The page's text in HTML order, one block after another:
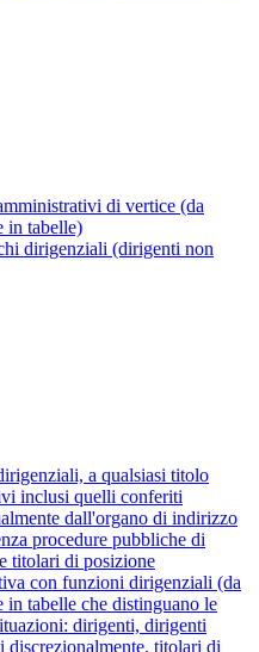
di vertice (da
in tabelle)
dirigenziali (dirigenti non
a qualsiasi titolo
inclusi quelli conferiti
dall'organo di indirizzo
procedure pubbliche di
titolari di posizione
con funzioni dirigenziali (da
in tabelle che distinguano le
dirigenti, dirigenti
discrezionalmente, titolari di